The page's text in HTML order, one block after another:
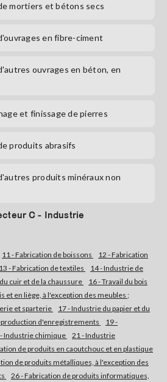
mortiers et bétons secs
en fibre-ciment
ouvrages en béton, en
et finissage de pierres
produits abrasifs
produits minéraux non
C - Industrie
11 - Fabrication de boissons
12 - Fabrication
13 - Fabrication de textiles
14 - Industrie de
cuir et de la chaussure
16 - Travail du bois
et en liège, à l'exception des meubles ;
et sparterie
17 - Industrie du papier et du
d'enregistrements
19 -
Industrie chimique
21 - Industrie
de produits en caoutchouc et en plastique
de produits métalliques, à l'exception des
26 - Fabrication de produits informatiques,